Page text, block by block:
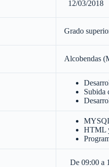
12/03/2018
Grado
Alcobendas
Subida
HTML
De 09:00 a